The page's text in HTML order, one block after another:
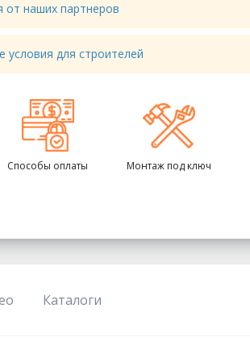
от наших партнеров
условия для строителей
Способы оплаты Монтаж под ключ
Каталоги